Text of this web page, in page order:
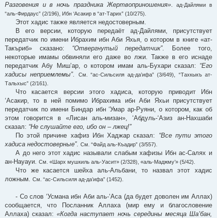
Разговения и в ночь праздника Жертвоприношения».ад-Дайлями в
“аль-Фирдаус” (2/196), Ибн ‘Асакир в “ат-Тарих” (10/275).
Этот хадис также является недостоверным.
В его версии, которую передаёт ад-Дайлями, присутствует
передатчик по имени Ибрахим ибн Аби Яхья, о котором в книге «ат-
Такъриб» сказано: “Отвергнутый передатчик”. Более того,
некоторые имамы обвиняли его даже во лжи. Также в его иснаде
передатчик Абу Миш’ар, о котором имам аль-Бухари сказал: “Его
хадисы неприемлемы”.
См. “ас-Сильсиля ад-да’ифа” (3/649), “Тахкыкъ ат-
Тальхыс” (2/161).
Что касается версии этого хадиса, которую приводит Ибн
‘Асакир, то в ней помимо Ибрахима ибн Аби Яхьи присутствует
передатчик по имени Биндар ибн ‘Умар ар-Руяни, о котором, как об
этом говорится в «Лисан аль-мизан», ‘Абдуль-‘Азиз ан-Нахшаби
сказал: “Не слушайте его, ибо он – лжец!”
По этой причине хафиз Ибн Хаджар сказал: “Все пути этого
хадиса недостоверные”. См. “Файд аль-Къадир” (3/557).
А до него этот хадис называли слабым хафизы Ибн ас-Салях и
ан-Науауи.
См. «Шарх мушкиль аль-Уасит» (2/328), «аль-Маджму’» (5/42).
Что же касается шейха аль-Альбани, то назвал этот хадис
ложным.
См. “ас-Сильсиля ад-да’ифа” (1452).
- Со слов ‘Усмана ибн Аби аль-‘Аса (да будет доволен им Аллах)
сообщается, что Посланник Аллаха (мир ему и благословение
Аллаха) сказал:«Когда наступает ночь середины месяца Ша’бан,